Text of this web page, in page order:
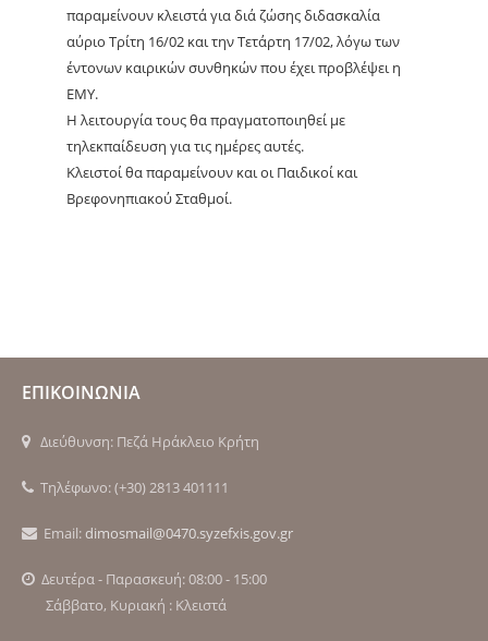
παραμείνουν κλειστά για διά ζώσης διδασκαλία
αύριο Τρίτη 16/02 και την Τετάρτη 17/02, λόγω των
έντονων καιρικών συνθηκών που έχει προβλέψει η
ΕΜΥ.
Η λειτουργία τους θα πραγματοποιηθεί με
τηλεκπαίδευση για τις ημέρες αυτές.
Κλειστοί θα παραμείνουν και οι Παιδικοί και
Βρεφονηπιακού Σταθμοί.
ΕΠΙΚΟΙΝΩΝΙΑ
Διεύθυνση: Πεζά Ηράκλειο Κρήτη
Τηλέφωνο: (+30) 2813 401111
Email:dimosmail@0470.syzefxis.gov.gr
Δευτέρα - Παρασκευή: 08:00 - 15:00
Σάββατο, Κυριακή : Κλειστά